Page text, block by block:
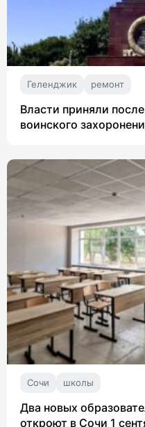
Геленджик ремонт
Власти приняли
воинского
Сочи школы
Два новых
откроют в Сочи 1